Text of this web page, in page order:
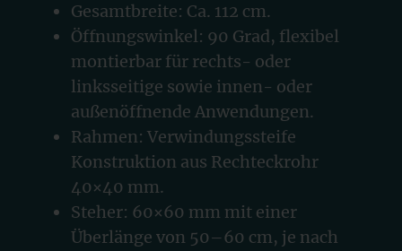
Gesamtbreite: Ca. 112 cm.
Öffnungswinkel: 90 Grad, flexibel
montierbar für rechts- oder
linksseitige sowie innen- oder
außenöffnende Anwendungen.
Rahmen: Verwindungssteife
Konstruktion aus Rechteckrohr
40×40 mm.
Steher: 60×60 mm mit einer
Überlänge von 50–60 cm, je nach